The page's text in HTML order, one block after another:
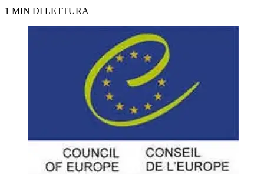
1 MIN DI LETTURA